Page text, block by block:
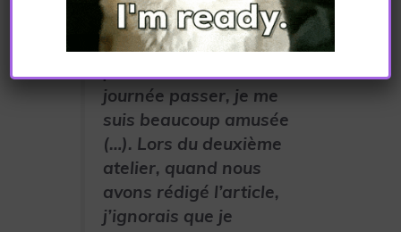
beaucoup
plu. Je n’ai
pas vu la demi-
journée passer, je me
suis beaucoup amusée
(…). Lors du deuxième
atelier, quand nous
avons rédigé l’article,
j’ignorais que je